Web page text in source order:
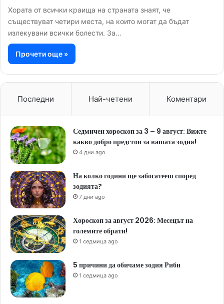
Хората от всички краища на страната знаят, че
съществуват четири места, на които могат да бъдат
излекувани всички болести. За…
Прочети още »
Последни Най-четени Коментари
Седмичен хороскоп за 3 – 9 август: Вижте
какво добро предстои за вашата зодия!
4 дни ago
На колко години ще забогатееш според
зодията?
7 дни ago
Хороскоп за август 2026: Месецът на
големите обрати!
1 седмица ago
5 причини да обичаме зодия Риби
1 седмица ago